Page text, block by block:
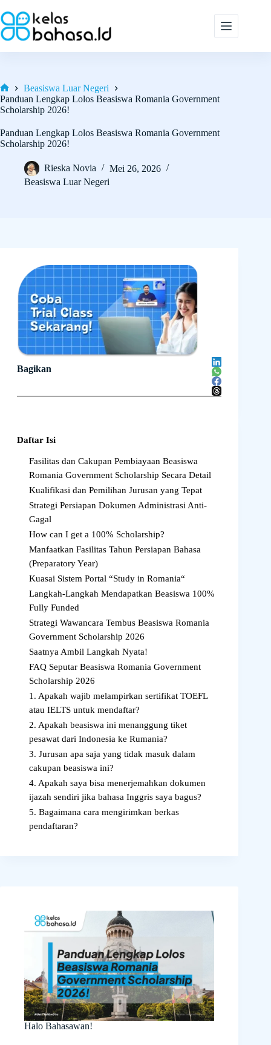
to
content
Home
Beasiswa Luar Negeri
Panduan Lengkap Lolos Beasiswa Romania Government
Scholarship 2026!
Panduan Lengkap Lolos Beasiswa Romania Government
Scholarship 2026!
Rieska Novia
Mei 26, 2026
Beasiswa Luar Negeri
Halo Bahasawan!
Bagikan
Daftar Isi
Fasilitas dan Cakupan Pembiayaan Beasiswa
Romania Government Scholarship Secara Detail
Kualifikasi dan Pemilihan Jurusan yang Tepat
Strategi Persiapan Dokumen Administrasi Anti-
Gagal
How can I get a 100% Scholarship?
Manfaatkan Fasilitas Tahun Persiapan Bahasa
(Preparatory Year)
Kuasai Sistem Portal “Study in Romania“
Langkah-Langkah Mendapatkan Beasiswa 100%
Fully Funded
Strategi Wawancara Tembus Beasiswa Romania
Government Scholarship 2026
Saatnya Ambil Langkah Nyata!
FAQ Seputar Beasiswa Romania Government
Scholarship 2026
1. Apakah wajib melampirkan sertifikat TOEFL
atau IELTS untuk mendaftar?
2. Apakah beasiswa ini menanggung tiket
pesawat dari Indonesia ke Rumania?
3. Jurusan apa saja yang tidak masuk dalam
cakupan beasiswa ini?
4. Apakah saya bisa menerjemahkan dokumen
ijazah sendiri jika bahasa Inggris saya bagus?
5. Bagaimana cara mengirimkan berkas
pendaftaran?